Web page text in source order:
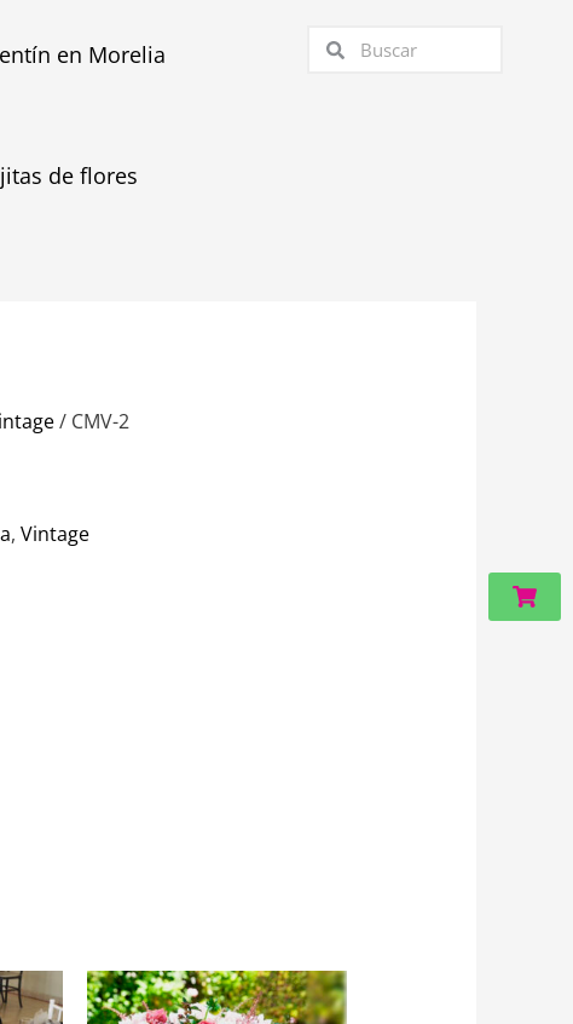
en Morelia
de flores
BuscarBuscar
/ CMV-2
,Vintage